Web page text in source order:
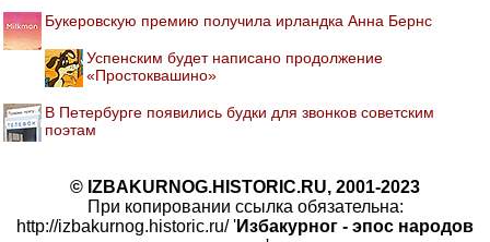
Букеровскую премию получила ирландка Анна Бернс
Успенским будет написано продолжение
«Простоквашино»
В Петербурге появились будки для звонков советским
поэтам
© IZBAKURNOG.HISTORIC.RU, 2001-2023
При копировании ссылка обязательна:
http://izbakurnog.historic.ru/ 'Избакурног - эпос народов